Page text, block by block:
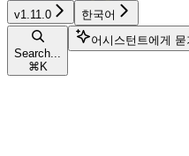
v1.11.0 한국어
Search...
⌘ K
어시스턴트에게 묻